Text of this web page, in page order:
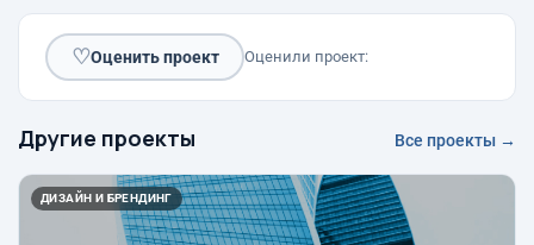
♡Оценить проект Оценили проект:
Другие проекты Все проекты →
ДИЗАЙН И БРЕНДИНГ